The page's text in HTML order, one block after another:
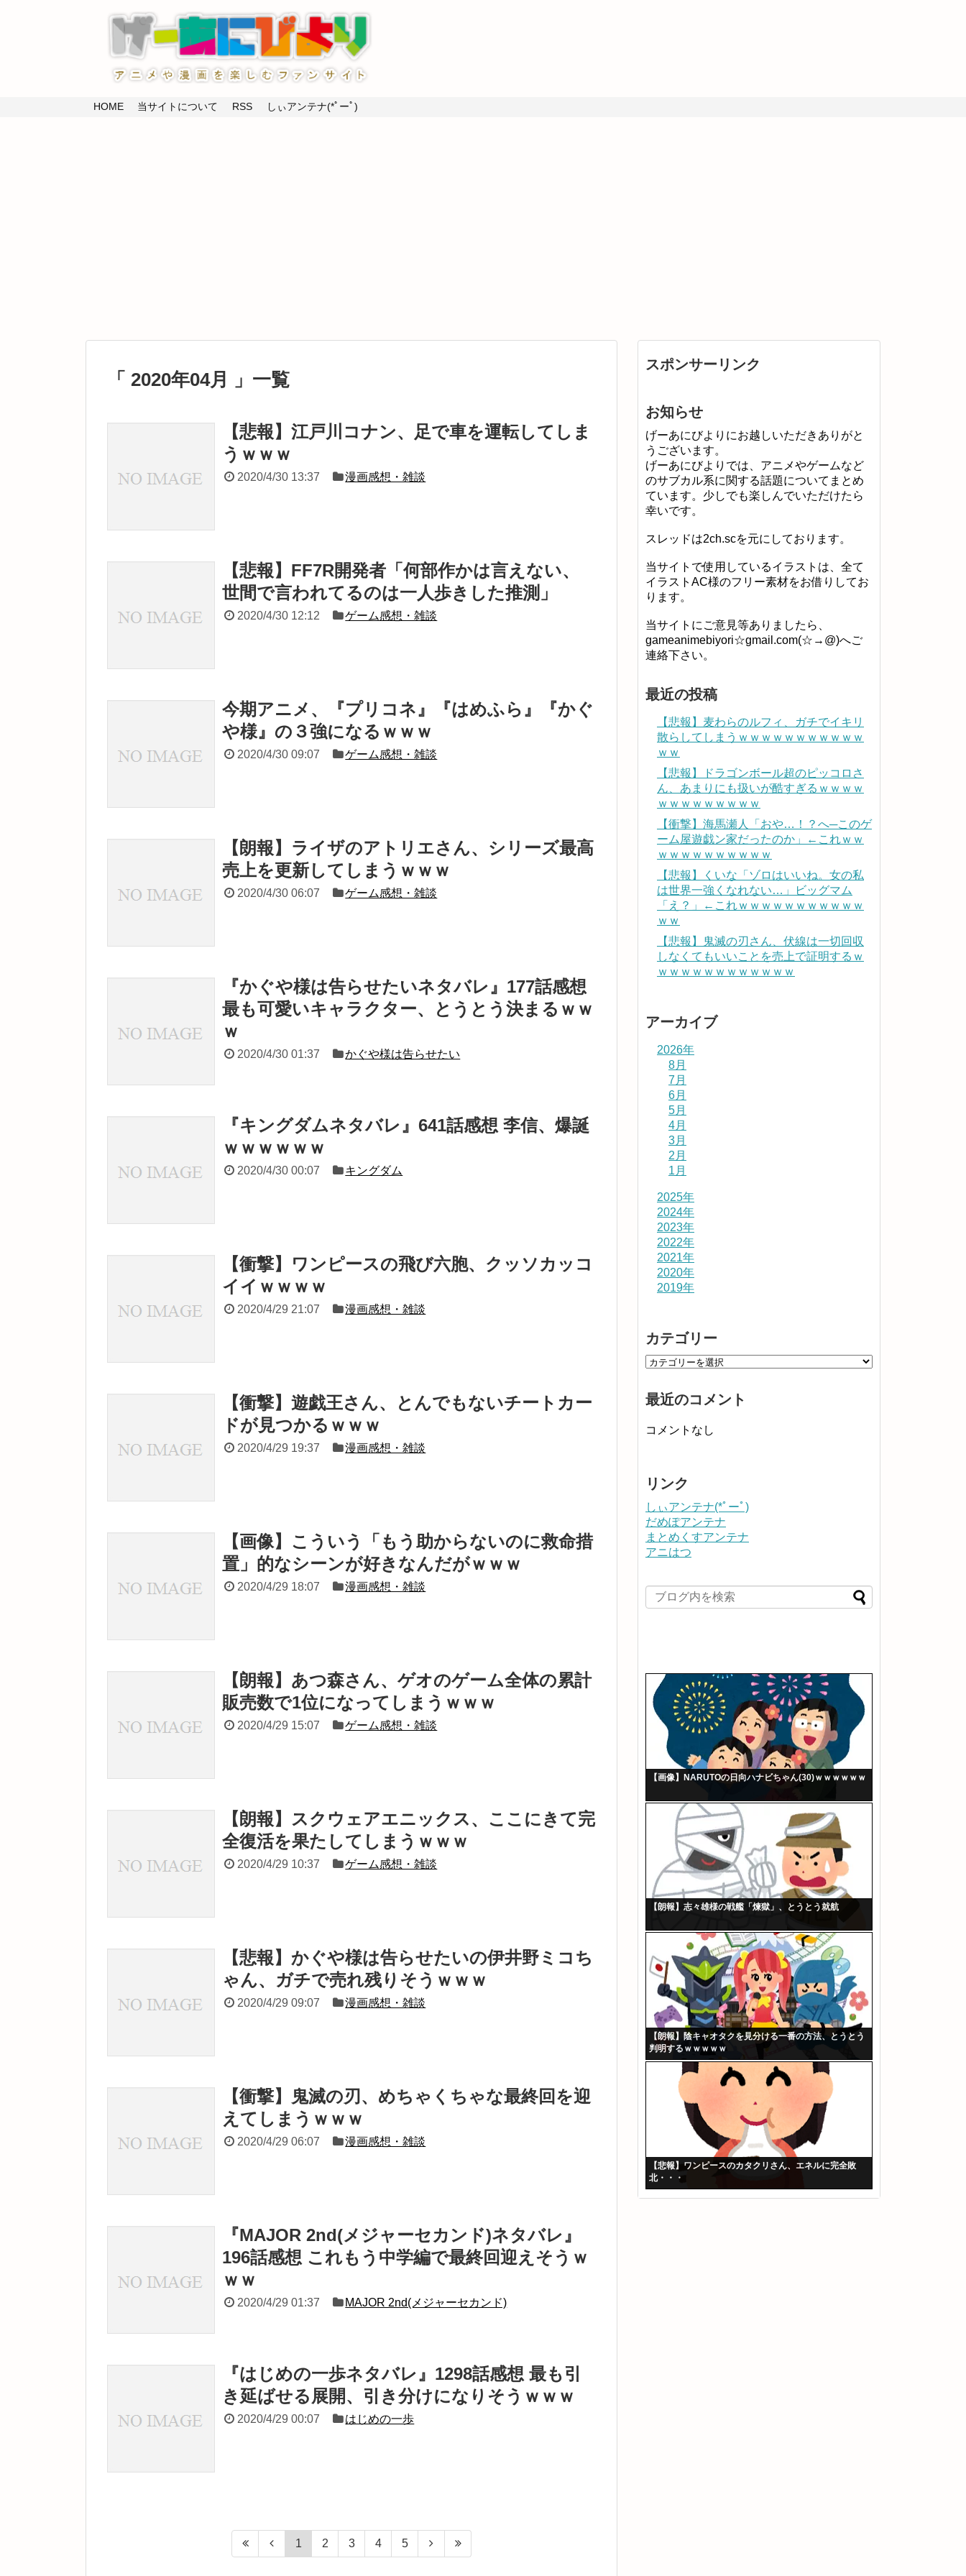
HOME 当サイトについて RSS しぃアンテナ(*ﾟーﾟ)
「 2020年04月 」一覧
【悲報】江戸川コナン、足で車を運転してしま
うｗｗｗ
2020/4/30 13:37 漫画感想・雑談
【悲報】FF7R開発者「何部作かは言えない、
世間で言われてるのは一人歩きした推測」
2020/4/30 12:12 ゲーム感想・雑談
今期アニメ、『プリコネ』『はめふら』『かぐ
や様』の３強になるｗｗｗ
2020/4/30 09:07 ゲーム感想・雑談
【朗報】ライザのアトリエさん、シリーズ最高
売上を更新してしまうｗｗｗ
2020/4/30 06:07 ゲーム感想・雑談
『かぐや様は告らせたいネタバレ』177話感想
最も可愛いキャラクター、とうとう決まるｗｗ
ｗ
2020/4/30 01:37 かぐや様は告らせたい
『キングダムネタバレ』641話感想 李信、爆誕
ｗｗｗｗｗｗ
2020/4/30 00:07 キングダム
【衝撃】ワンピースの飛び六胞、クッソカッコ
イイｗｗｗｗ
2020/4/29 21:07 漫画感想・雑談
【衝撃】遊戯王さん、とんでもないチートカー
ドが見つかるｗｗｗ
2020/4/29 19:37 漫画感想・雑談
【画像】こういう「もう助からないのに救命措
置」的なシーンが好きなんだがｗｗｗ
2020/4/29 18:07 漫画感想・雑談
【朗報】あつ森さん、ゲオのゲーム全体の累計
販売数で1位になってしまうｗｗｗ
2020/4/29 15:07 ゲーム感想・雑談
【朗報】スクウェアエニックス、ここにきて完
全復活を果たしてしまうｗｗｗ
2020/4/29 10:37 ゲーム感想・雑談
【悲報】かぐや様は告らせたいの伊井野ミコち
ゃん、ガチで売れ残りそうｗｗｗ
2020/4/29 09:07 漫画感想・雑談
【衝撃】鬼滅の刃、めちゃくちゃな最終回を迎
えてしまうｗｗｗ
2020/4/29 06:07 漫画感想・雑談
『MAJOR 2nd(メジャーセカンド)ネタバレ』
196話感想 これもう中学編で最終回迎えそうｗ
ｗｗ
2020/4/29 01:37 MAJOR 2nd(メジャーセカンド)
『はじめの一歩ネタバレ』1298話感想 最も引
き延ばせる展開、引き分けになりそうｗｗｗ
2020/4/29 00:07 はじめの一歩
1 2 3 4 5
スポンサーリンク
お知らせ
げーあにびよりにお越しいただきありがと
うございます。
げーあにびよりでは、アニメやゲームなど
のサブカル系に関する話題についてまとめ
ています。少しでも楽しんでいただけたら
幸いです。
スレッドは2ch.scを元にしております。
当サイトで使用しているイラストは、全て
イラストAC様のフリー素材をお借りしてお
ります。
当サイトにご意見等ありましたら、
gameanimebiyori☆gmail.com(☆→@)へご
連絡下さい。
最近の投稿
【悲報】麦わらのルフィ、ガチでイキリ
散らしてしまうｗｗｗｗｗｗｗｗｗｗｗ
ｗｗ
【悲報】ドラゴンボール超のピッコロさ
ん、あまりにも扱いが酷すぎるｗｗｗｗ
ｗｗｗｗｗｗｗｗｗ
【衝撃】海馬瀬人「おや…！？へ─このゲ
ーム屋遊戯ン家だったのか」←これｗｗ
ｗｗｗｗｗｗｗｗｗｗ
【悲報】くいな「ゾロはいいね。女の私
は世界一強くなれない…」ビッグマム
「え？」←これｗｗｗｗｗｗｗｗｗｗｗ
ｗｗ
【悲報】鬼滅の刃さん、伏線は一切回収
しなくてもいいことを売上で証明するｗ
ｗｗｗｗｗｗｗｗｗｗｗｗ
アーカイブ
2026年
8月
7月
6月
5月
4月
3月
2月
1月
2025年
2024年
2023年
2022年
2021年
2020年
2019年
カテゴリー
最近のコメント
コメントなし
リンク
しぃアンテナ(*ﾟーﾟ)
だめぽアンテナ
まとめくすアンテナ
アニはつ
【画像】NARUTOの日向ハナビちゃん(30)ｗｗｗｗｗｗ
【朗報】志々雄様の戦艦「煉獄」、とうとう就航
【朗報】陰キャオタクを見分ける一番の方法、とうとう
判明するｗｗｗｗｗ
【悲報】ワンピースのカタクリさん、エネルに完全敗
北・・・